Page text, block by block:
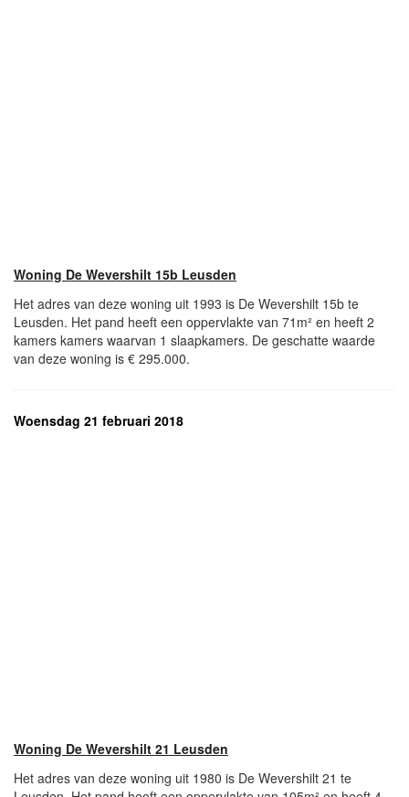
Woning De Wevershilt 15b Leusden
Het adres van deze woning uit 1993 is De Wevershilt 15b te
Leusden. Het pand heeft een oppervlakte van 71m² en heeft 2
kamers kamers waarvan 1 slaapkamers. De geschatte waarde
van deze woning is € 295.000.
Woensdag 21 februari 2018
Woning De Wevershilt 21 Leusden
Het adres van deze woning uit 1980 is De Wevershilt 21 te